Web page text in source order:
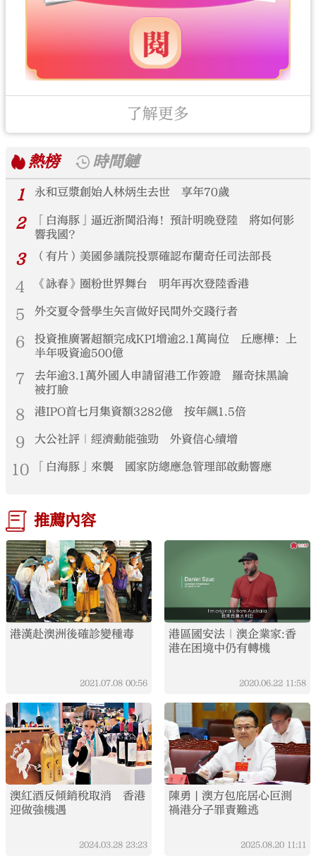
了解更多
熱榜
時間鏈
1
永和豆漿創始人林炳生去世 享年70歲
2
「白海豚」逼近浙閩沿海！預計明晚登陸 將如何影
響我國？
3 （有片）美國參議院投票確認布蘭奇任司法部長
4 《詠春》圈粉世界舞台 明年再次登陸香港
5 外交夏令營學生矢言做好民間外交踐行者
6
投資推廣署超額完成KPI增逾2.1萬崗位 丘應樺：上
半年吸資逾500億
7
去年逾3.1萬外國人申請留港工作簽證 羅奇抹黑論
被打臉
8 港IPO首七月集資額3282億 按年飆1.5倍
9 大公社評｜經濟動能強勁 外資信心續增
10 「白海豚」來襲 國家防總應急管理部啟動響應
推薦內容
港漢赴澳洲後確診變種毒
2021.07.08 00:56
港區國安法｜澳企業家:香
港在困境中仍有轉機
2020.06.22 11:58
澳紅酒反傾銷稅取消 香港
迎做強機遇
2024.03.28 23:23
陳勇 | 澳方包庇居心叵測
禍港分子罪責難逃
2025.08.20 11:11